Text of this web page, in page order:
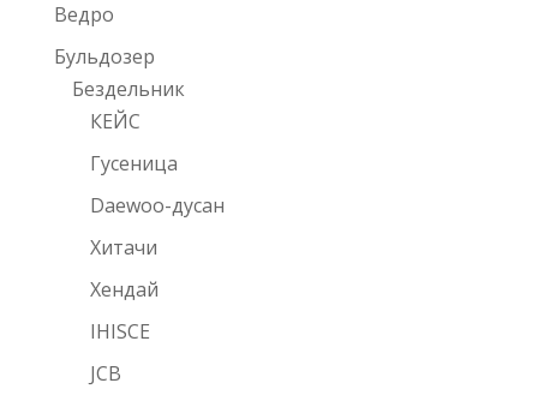
Ведро
Бульдозер
Бездельник
КЕЙС
Гусеница
Daewoo-дусан
Хитачи
Хендай
IHISCE
JCB